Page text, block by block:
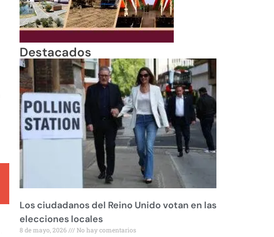
Destacados
Los ciudadanos del Reino Unido votan en las
elecciones locales
8 de mayo, 2026 No hay comentarios